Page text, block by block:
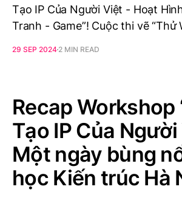
Tạo IP Của Người Việt - Hoạt
Tranh - Game”! Cuộc thi vẽ “Thử
29 SEP 2024 2 MIN READ
Recap Workshop
Tạo IP Của Người
Một ngày bùng
học Kiến trúc Hà